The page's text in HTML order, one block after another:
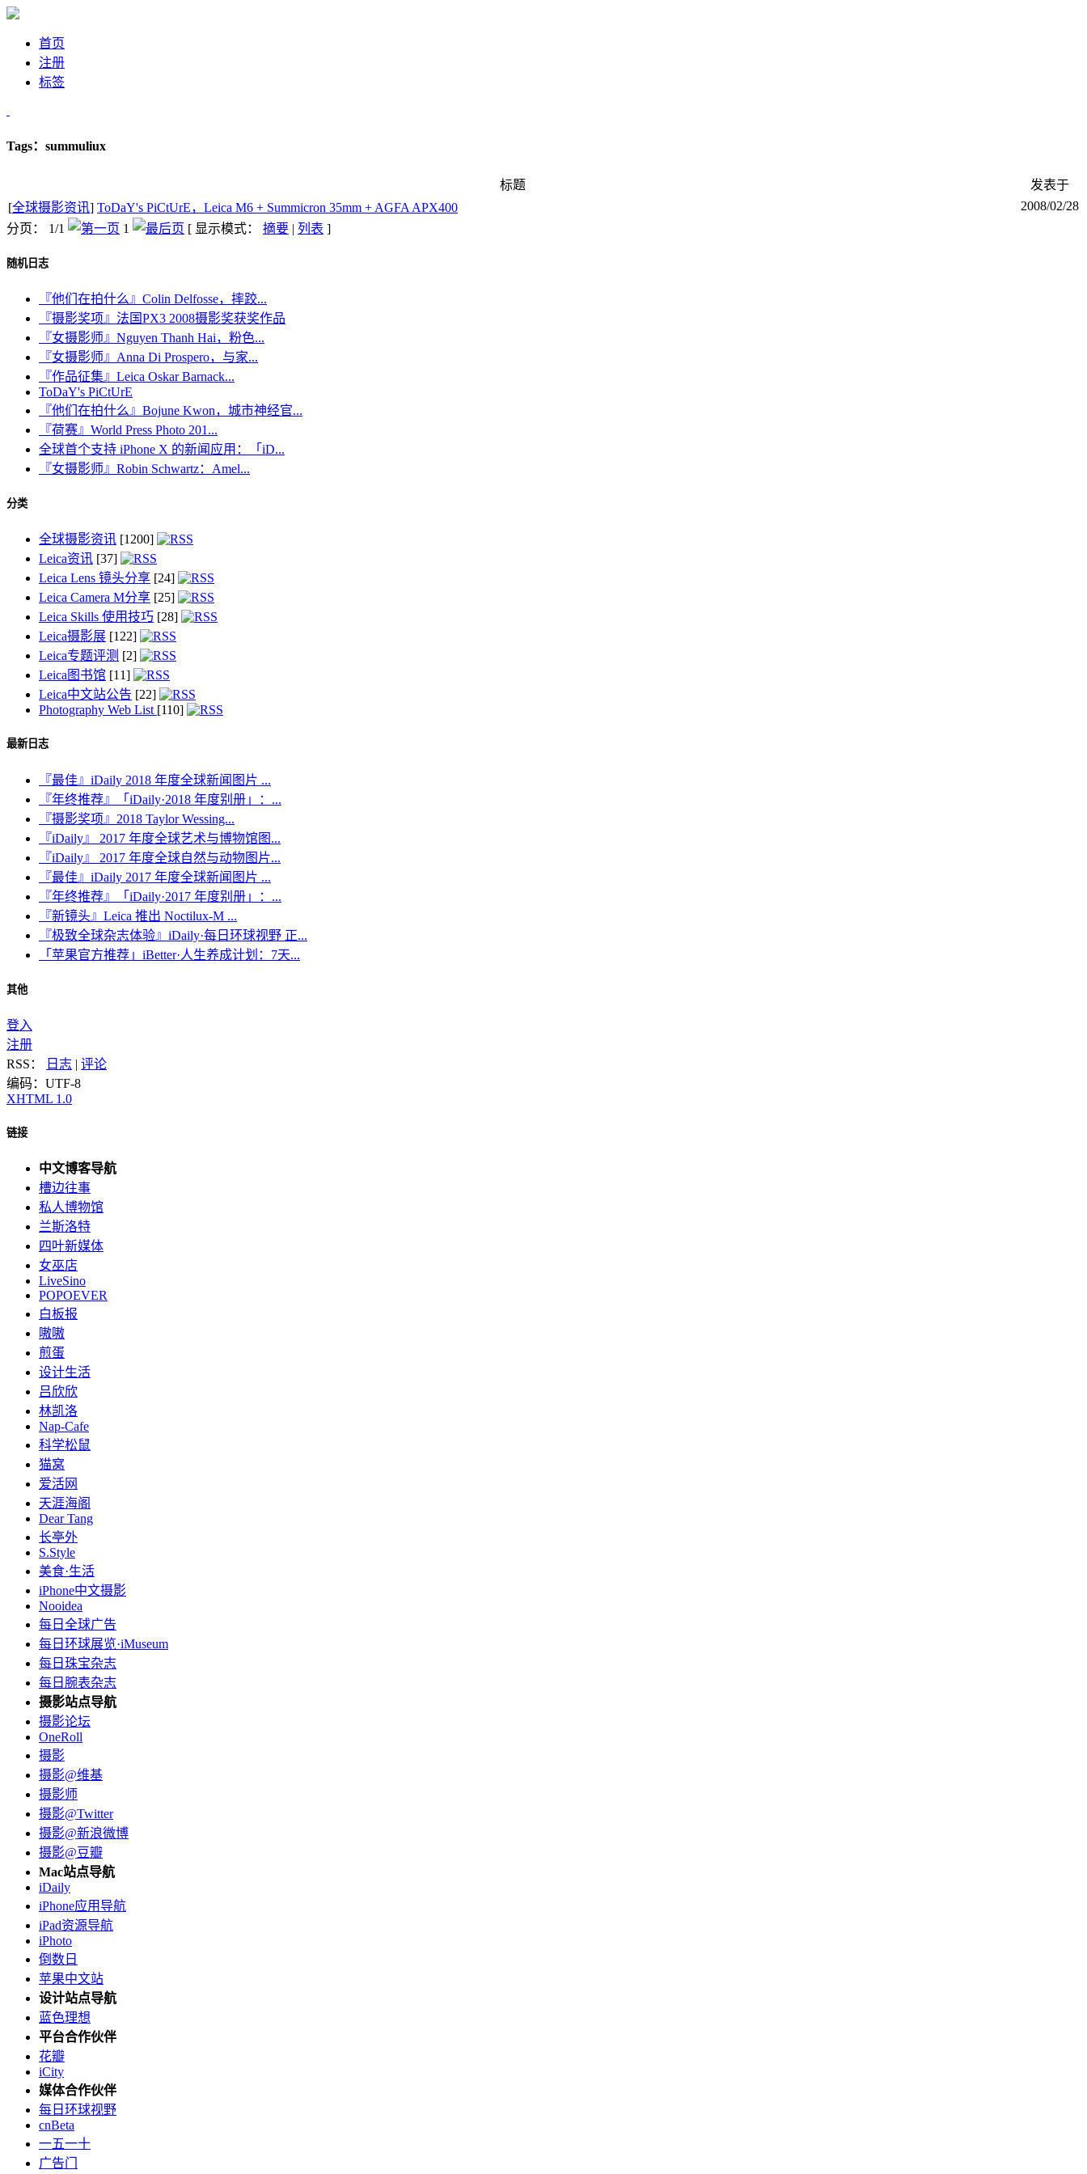
首页
注册
标签
Tags：summuliux
标题
发表于
[全球摄影资讯] ToDaY's PiCtUrE，Leica M6 + Summicron 35mm + AGFA APX400
2008/02/28
分页： 1/1
1 [ 显示模式： 摘要 | 列表 ]
随机日志
『他们在拍什么』Colin Delfosse，摔跤...
『摄影奖项』法国PX3 2008摄影奖获奖作品
『女摄影师』Nguyen Thanh Hai，粉色...
『女摄影师』Anna Di Prospero，与家...
『作品征集』Leica Oskar Barnack...
ToDaY's PiCtUrE
『他们在拍什么』Bojune Kwon，城市神经官...
『荷赛』World Press Photo 201...
全球首个支持 iPhone X 的新闻应用：「iD...
『女摄影师』Robin Schwartz：Amel...
分类
全球摄影资讯 [1200]
Leica资讯 [37]
Leica Lens 镜头分享 [24]
Leica Camera M分享 [25]
Leica Skills 使用技巧 [28]
Leica摄影展 [122]
Leica专题评测 [2]
Leica图书馆 [11]
Leica中文站公告 [22]
Photography Web List [110]
最新日志
『最佳』iDaily 2018 年度全球新闻图片 ...
『年终推荐』「iDaily·2018 年度别册」：...
『摄影奖项』2018 Taylor Wessing...
『iDaily』 2017 年度全球艺术与博物馆图...
『iDaily』 2017 年度全球自然与动物图片...
『最佳』iDaily 2017 年度全球新闻图片 ...
『年终推荐』「iDaily·2017 年度别册」：...
『新镜头』Leica 推出 Noctilux-M ...
『极致全球杂志体验』iDaily·每日环球视野 正...
「苹果官方推荐」iBetter·人生养成计划：7天...
其他
登入
注册
RSS：
日志 | 评论
编码：UTF-8
XHTML 1.0
链接
中文博客导航
槽边往事
私人博物馆
兰斯洛特
四叶新媒体
女巫店
LiveSino
POPOEVER
白板报
嗷嗷
煎蛋
设计生活
吕欣欣
林凯洛
Nap-Cafe
科学松鼠
猫窝
爱活网
天涯海阁
Dear Tang
长亭外
S.Style
美食·生活
iPhone中文摄影
Nooidea
每日全球广告
每日环球展览·iMuseum
每日珠宝杂志
每日腕表杂志
摄影站点导航
摄影论坛
OneRoll
摄影
摄影@维基
摄影师
摄影@Twitter
摄影@新浪微博
摄影@豆瓣
Mac站点导航
iDaily
iPhone应用导航
iPad资源导航
iPhoto
倒数日
苹果中文站
设计站点导航
蓝色理想
平台合作伙伴
花瓣
iCity
媒体合作伙伴
每日环球视野
cnBeta
一五一十
广告门